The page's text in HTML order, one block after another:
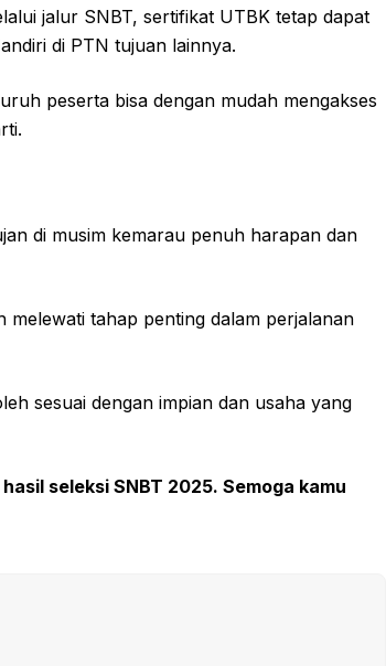
jalur SNBT, sertifikat UTBK tetap dapat
di PTN tujuan lainnya.
peserta bisa dengan mudah mengakses
di musim kemarau penuh harapan dan
tahap penting dalam perjalanan
sesuai dengan impian dan usaha yang
seleksi SNBT 2025. Semoga kamu